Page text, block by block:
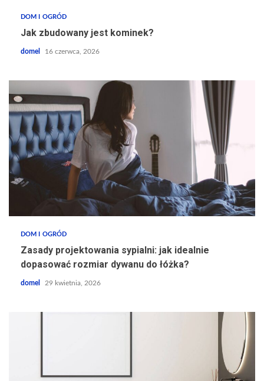
DOM I OGRÓD
Jak zbudowany jest kominek?
domel 16 czerwca, 2026
DOM I OGRÓD
Zasady projektowania sypialni: jak idealnie
dopasować rozmiar dywanu do łóżka?
domel 29 kwietnia, 2026